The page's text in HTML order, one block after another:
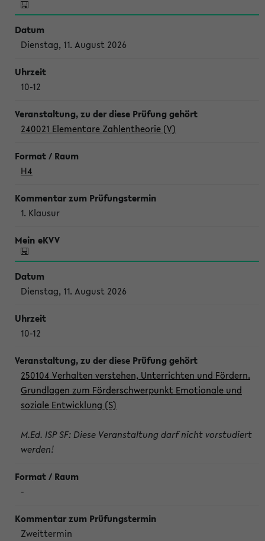
Dienstag, 11. August 2026
10-12
240021 Elementare Zahlentheorie (V)
H4
1. Klausur
Dienstag, 11. August 2026
10-12
250104 Verhalten verstehen, Unterrichten und Fördern.
Grundlagen zum Förderschwerpunkt Emotionale und
soziale Entwicklung (S)
M.Ed. ISP SF: Diese Veranstaltung darf nicht vorstudiert
werden!
-
Zweittermin